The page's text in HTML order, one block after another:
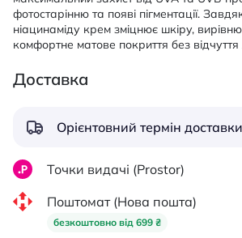
фотостарінню та появі пігментації.
ніацинаміду крем зміцнює шкіру,
комфортне матове покриття без відчуття
Доставка
Орієнтовний термін
Точки видачі (Prostor)
Поштомат (Нова пошта)
безкоштовно від 699 ₴